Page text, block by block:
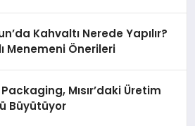
Kahvaltı Nerede Yapılır?
Menemeni Önerileri
Mısır’daki Üretim
Büyütüyor